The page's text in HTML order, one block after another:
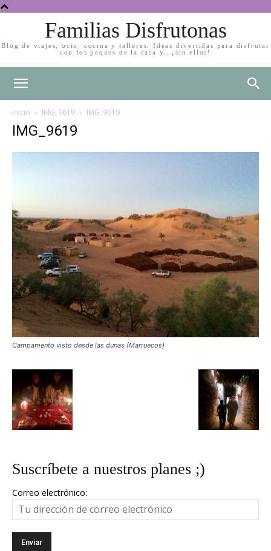
Familias Disfrutonas
Blog de viajes, ocio, cocina y talleres. Ideas divertidas para disfrutar
con los peques de la casa y…¡sin ellos!
Inicio IMG_9619 IMG_9619
IMG_9619
Campamento visto desde las dunas (Marruecos)
Suscríbete a nuestros planes ;)
Correo electrónico: